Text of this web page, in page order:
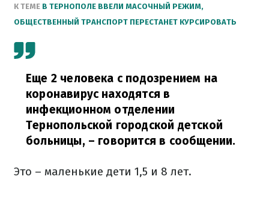
К ТЕМЕ В ТЕРНОПОЛЕ ВВЕЛИ МАСОЧНЫЙ РЕЖИМ,
ОБЩЕСТВЕННЫЙ ТРАНСПОРТ ПЕРЕСТАНЕТ КУРСИРОВАТЬ
Еще 2 человека с подозрением на
коронавирус находятся в
инфекционном отделении
Тернопольской городской детской
больницы, – говорится в сообщении.
Это – маленькие дети 1,5 и 8 лет.